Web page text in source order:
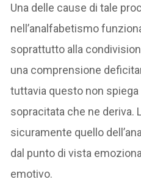
Una delle cause di tale
nell’analfabetismo
soprattutto alla
una comprensione
tuttavia questo non
sopracitata che ne deriva.
sicuramente quello
dal punto di vista
emotivo.